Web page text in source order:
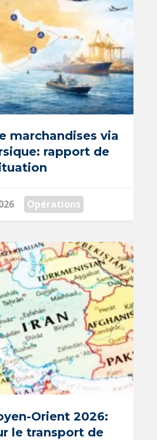
marchandises via
rapport de
Opérations
Orient 2026:
le transport de